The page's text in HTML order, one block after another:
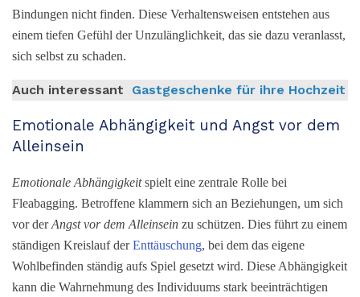
Bindungen nicht finden. Diese Verhaltensweisen entstehen aus
einem tiefen Gefühl der Unzulänglichkeit, das sie dazu veranlasst,
sich selbst zu schaden.
Auch interessant Gastgeschenke für ihre Hochzeit
Emotionale Abhängigkeit und Angst vor dem
Alleinsein
Emotionale Abhängigkeitspielt eine zentrale Rolle bei
Fleabagging. Betroffene klammern sich an Beziehungen, um sich
vor derAngst vor dem Alleinsein zu schützen. Dies führt zu einem
ständigen Kreislauf derEnttäuschung, bei dem das eigene
Wohlbefinden ständig aufs Spiel gesetzt wird. Diese Abhängigkeit
kann die Wahrnehmung des Individuums stark beeinträchtigen